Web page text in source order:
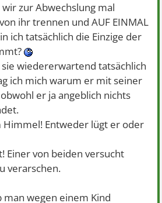
zur Abwechslung mal
ihr trennen und AUF EINMAL
ich tatsächlich die Einzige der
wiedererwartend tatsächlich
ich mich warum er mit seiner
er ja angeblich nichts
Himmel! Entweder lügt er oder
Einer von beiden versucht
verarschen.
man wegen einem Kind